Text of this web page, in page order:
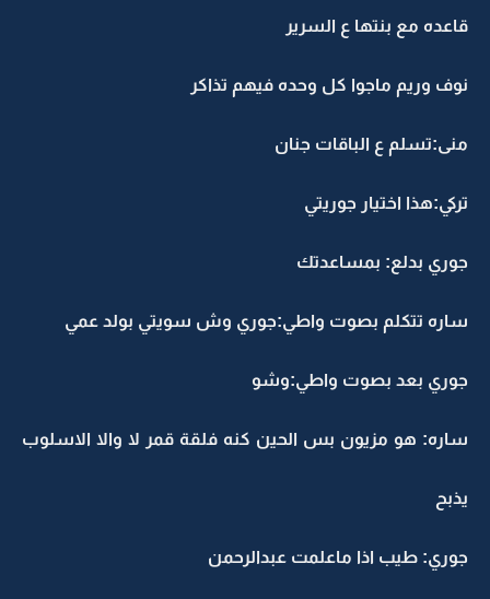
قاعده مع بنتها ع السرير
نوف وريم ماجوا كل وحده فيهم تذاكر
منى:تسلم ع الباقات جنان
تركي:هذا اختيار جوريتي
جوري بدلع: بمساعدتك
ساره تتكلم بصوت واطي:جوري وش سويتي بولد عمي
جوري بعد بصوت واطي:وشو
ساره: هو مزيون بس الحين كنه فلقة قمر لا والا الاسلوب
يذبح
جوري: طيب اذا ماعلمت عبدالرحمن